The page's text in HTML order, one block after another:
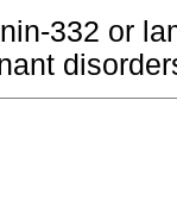
332 or